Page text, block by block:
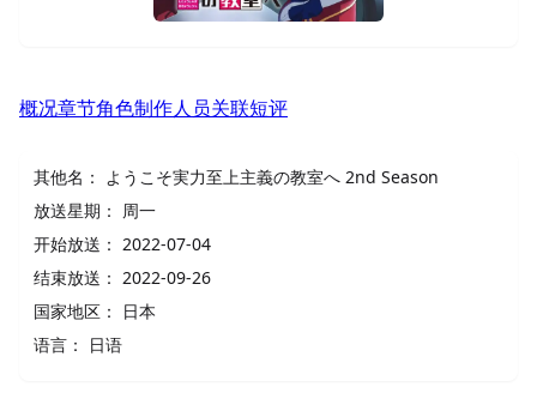
概况章节角色制作人员关联短评
其他名： ようこそ実力至上主義の教室へ 2nd Season
放送星期： 周一
开始放送： 2022-07-04
结束放送： 2022-09-26
国家地区：
日本
语言：
日语